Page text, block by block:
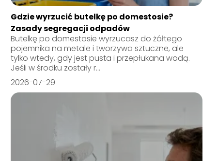
Gdzie wyrzucić butelkę po domestosie?
Zasady segregacji odpadów
Butelkę po domestosie wyrzucasz do żółtego
pojemnika na metale i tworzywa sztuczne, ale
tylko wtedy, gdy jest pusta i przepłukana wodą.
Jeśli w środku zostały r...
2026-07-29